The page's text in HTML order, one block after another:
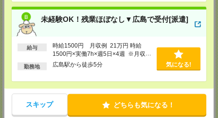
未経験OK！残業ほぼなし▼広島で受付[派遣]
給与
時給1500円 月収例 21万円 時給
1500円×実働7h×週5日×4週 ※月収例
を保証するものではありません。※給
勤務地 広島駅から徒歩5分 気になる!
スキップ どちらも気になる！
【来社登録】約1.5～2時間＊経験・ご希望による
・ガイダンス
・経験や希望をインタビュー
・スキルチェック
・お仕事のご紹介
登録場所
CS広島支店
TEL：0120-921-943
担当：採用担当
CS高松支店
〒760-0027 香川県高松市紺屋町9-6 高松大同生命ビル7